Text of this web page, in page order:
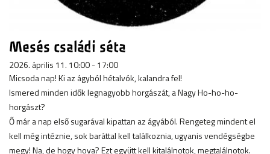
Mesés családi séta
2026. április 11. 10:00 - 17:00
Micsoda nap! Ki az ágyból hétalvók, kalandra fel!
Ismered minden idők legnagyobb horgászát, a Nagy Ho-ho-ho-
horgászt?
Ő már a nap első sugarával kipattan az ágyából. Rengeteg mindent el
kell még intéznie, sok baráttal kell találkoznia, ugyanis vendégségbe
megy! Na, de hogy hova? Ezt együtt kell kitalálnotok, megtalálnotok.